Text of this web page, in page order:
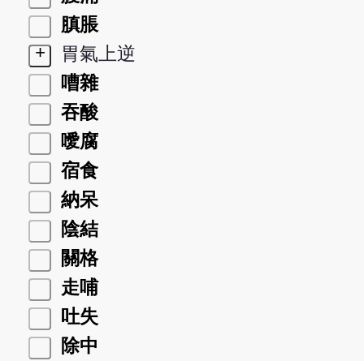
䐜脹
+
胃氣上逆
嘈雜
吞酸
噯腐
宿食
納呆
陰結
關格
走哺
吐失
除中